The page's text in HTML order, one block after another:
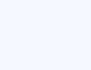
Antes de
alergia que
aprovecharemos
comprobar